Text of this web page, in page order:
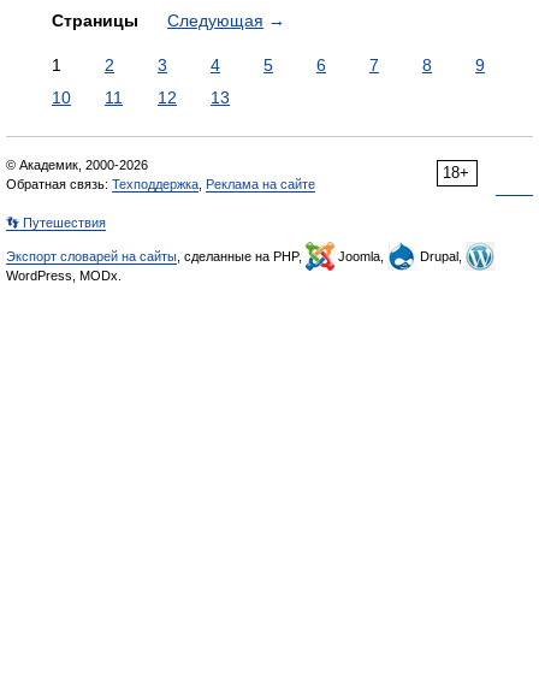
Страницы Следующая →
1 2 3 4 5 6 7 8
9
10
11 12 13
18+
© Академик, 2000-2026
Обратная связь: Техподдержка Реклама на сайте
👣 Путешествия
Экспорт словарей на сайты , сделанные на PHP, Joomla,
Drupal,
WordPress, MODx.